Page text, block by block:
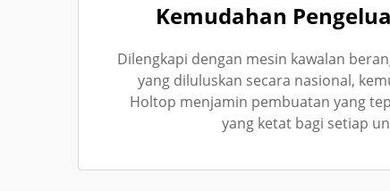
Kemudahan
Dilengkapi dengan mesin kawalan
yang diluluskan secara nasional,
Holtop menjamin pembuatan yang
yang ketat bagi setiap